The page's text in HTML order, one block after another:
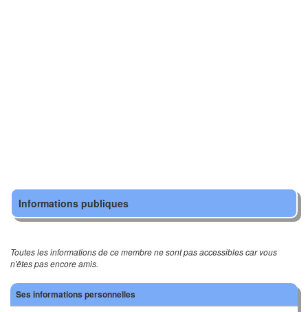
Informations publiques
Toutes les informations de ce membre ne sont pas accessibles car vous
n'êtes pas encore amis.
Ses informations personnelles